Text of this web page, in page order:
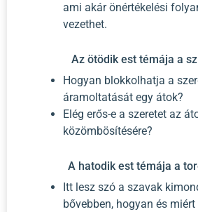
ami akár önértékelési
vezethet.
Az ötödik est témája a
Hogyan blokkolhatja a
áramoltatását egy átok?
Elég erős-e a szeretet az
közömbösítésére?
A hatodik est témája a
Itt lesz szó a szavak
bővebben, hogyan és